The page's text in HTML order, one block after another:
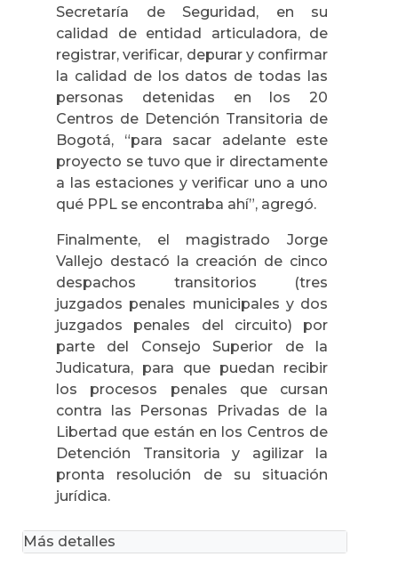
Secretaría de Seguridad, en su
calidad de entidad articuladora, de
registrar, verificar, depurar y confirmar
la calidad de los datos de todas las
personas detenidas en los 20
Centros de Detención Transitoria de
Bogotá, “para sacar adelante este
proyecto se tuvo que ir directamente
a las estaciones y verificar uno a uno
qué PPL se encontraba ahí”, agregó.
Finalmente, el magistrado Jorge
Vallejo destacó la creación de cinco
despachos transitorios (tres
juzgados penales municipales y dos
juzgados penales del circuito) por
parte del Consejo Superior de la
Judicatura, para que puedan recibir
los procesos penales que cursan
contra las Personas Privadas de la
Libertad que están en los Centros de
Detención Transitoria y agilizar la
pronta resolución de su situación
jurídica.
Más detalles